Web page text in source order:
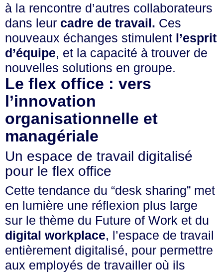
à la rencontre d’autres collaborateurs
dans leur cadre de travail. Ces
nouveaux échanges stimulent l’esprit
d’équipe, et la capacité à trouver de
nouvelles solutions en groupe.
Le flex office : vers
l’innovation
organisationnelle et
managériale
Un espace de travail digitalisé
pour le flex office
Cette tendance du “desk sharing” met
en lumière une réflexion plus large
sur le thème du Future of Work et du
digital workplace, l’espace de travail
entièrement digitalisé, pour permettre
aux employés de travailler où ils